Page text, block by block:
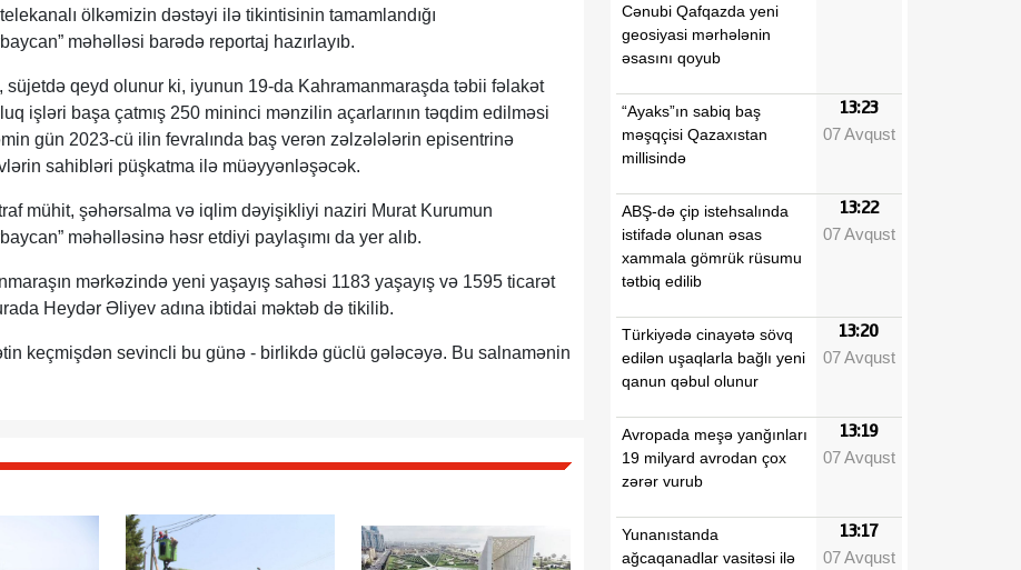
ölkəmizin dəstəyi ilə tikintisinin tamamlandığı
məhəlləsi barədə reportaj hazırlayıb.
qeyd olunur ki, iyunun 19-da Kahramanmaraşda təbii fəlakət
işləri başa çatmış 250 mininci mənzilin açarlarının təqdim edilməsi
gün 2023-cü ilin fevralında baş verən zəlzələlərin episentrinə
sahibləri püşkatma ilə müəyyənləşəcək.
mühit, şəhərsalma və iqlim dəyişikliyi naziri Murat Kurumun
məhəlləsinə həsr etdiyi paylaşımı da yer alıb.
mərkəzində yeni yaşayış sahəsi 1183 yaşayış və 1595 ticarət
Heydər Əliyev adına ibtidai məktəb də tikilib.
keçmişdən sevincli bu günə - birlikdə güclü gələcəyə. Bu salnamənin
Cənubi Qafqazda yeni
geosiyasi mərhələnin
əsasını qoyub
“Ayaks”ın sabiq baş
məşqçisi Qazaxıstan
millisində
13:23
07 Avqust
ABŞ-də çip istehsalında
istifadə olunan əsas
xammala gömrük rüsumu
tətbiq edilib
13:22
07 Avqust
Türkiyədə cinayətə sövq
edilən uşaqlarla bağlı yeni
qanun qəbul olunur
13:20
07 Avqust
Avropada meşə yanğınları
19 milyard avrodan çox
zərər vurub
13:19
07 Avqust
Yunanıstanda
ağcaqanadlar vasitəsi ilə
13:17
07 Avqust